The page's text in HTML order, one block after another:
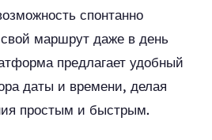
спонтанно
маршрут даже в день
предлагает удобный
даты и времени, делая
простым и быстрым.